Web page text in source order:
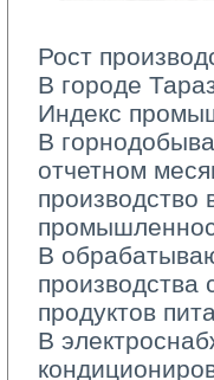
Рост
В городе
Индекс
В
отчетном
В
производства
продуктов
В